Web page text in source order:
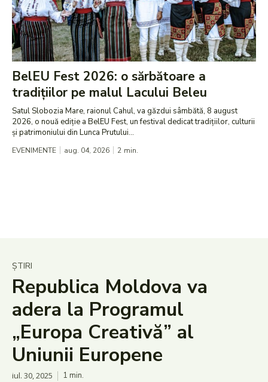
BelEU Fest 2026: o sărbătoare a
tradițiilor pe malul Lacului Beleu
Satul Slobozia Mare, raionul Cahul, va găzdui sâmbătă, 8 august
2026, o nouă ediție a BelEU Fest, un festival dedicat tradițiilor, culturii
și patrimoniului din Lunca Prutului...
EVENIMENTE aug. 04, 2026 2 min.